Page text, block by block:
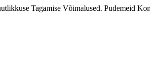
Tagamise Võimalused. Pudemeid